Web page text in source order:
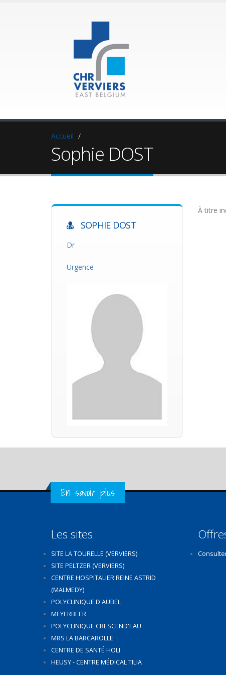
Accueil
Sophie DOST
SOPHIE DOST
Dr
Urgence
À titre
Get in Touch
En savoir plus
Les sites
SITE LA TOURELLE (VERVIERS)
SITE PELTZER (VERVIERS)
CENTRE HOSPITALIER REINE ASTRID
(MALMEDY)
POLYCLINIQUE D'AUBEL
MEYERBEER
POLYCLINIQUE CRESCEND'EAU
MRS LA BARCAROLLE
CENTRE DE SANTÉ HOLI
HEUSY - CENTRE MÉDICAL TILIA